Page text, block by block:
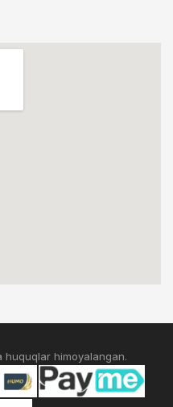
himoyalangan.